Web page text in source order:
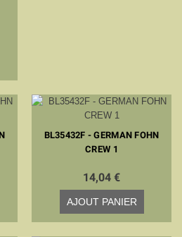
BL35432F - GERMAN FOHN
CREW 1
14,04 €
AJOUT PANIER